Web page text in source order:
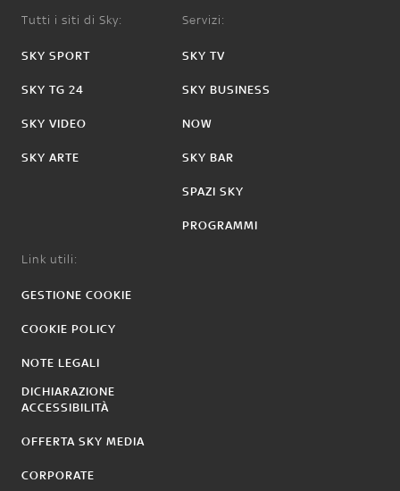
Tutti i siti di Sky:
SKY SPORT
SKY TG 24
SKY VIDEO
SKY ARTE
Servizi:
SKY TV
SKY BUSINESS
NOW
SKY BAR
SPAZI SKY
PROGRAMMI
Link utili:
GESTIONE COOKIE
COOKIE POLICY
NOTE LEGALI
DICHIARAZIONE
ACCESSIBILITÀ
OFFERTA SKY MEDIA
CORPORATE